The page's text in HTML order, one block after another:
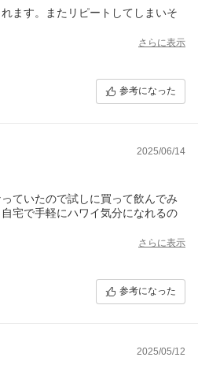
ます。またリピートしてしまいそ
さらに表示
参考になった
2025/06/14
ていたので試しに買って飲んでみ
宅で手軽にハワイ気分になれるの
さらに表示
参考になった
2025/05/12